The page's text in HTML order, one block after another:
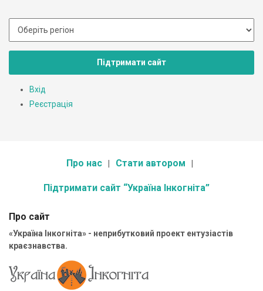
Підтримати сайт
Вхід
Реєстрація
Про нас Стати автором
Підтримати сайт “Україна Інкогніта”
Про сайт
«Україна Інкогніта» - неприбутковий проект ентузіастів
краєзнавства.